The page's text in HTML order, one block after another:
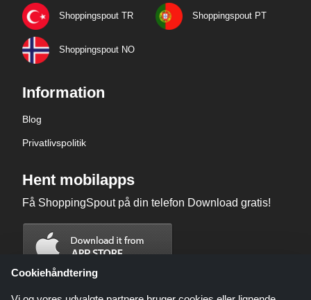
Shoppingspout TR Shoppingspout PT
Shoppingspout NO
Information
Blog
Privatlivspolitik
Hent mobilapps
Få ShoppingSpout på din telefon Download gratis!
Cookiehåndtering